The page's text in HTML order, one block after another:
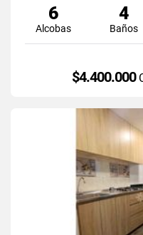
6
Alcobas
4
Baños
$4.400.000